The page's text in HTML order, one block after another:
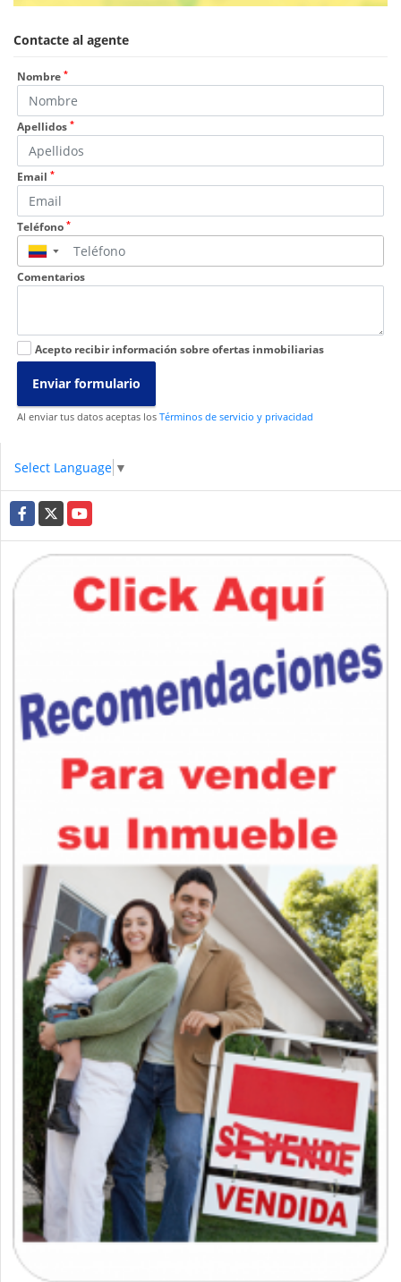
Contacte al agente
Nombre *
Apellidos *
Email *
Teléfono *
▼
Comentarios
Acepto recibir información sobre ofertas inmobiliarias
Enviar formulario
Al enviar tus datos aceptas los Términos de servicio y privacidad
Select Language ▼
Facebook
X YouTube